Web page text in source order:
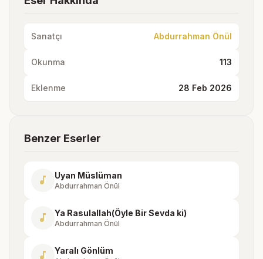
Sanatçı Abdurrahman Önül
Okunma 113
Eklenme 28 Feb 2026
Benzer Eserler
music_note Uyan Müslüman
Abdurrahman Önül
music_note Ya Rasulallah(Öyle Bir Sevda ki)
Abdurrahman Önül
music_note Yaralı Gönlüm